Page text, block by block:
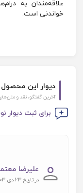
علاقه‌مندان به
خواندنی است.
دیوار این محصول
آخرین گفتگو، نقد و متن‌های
برای ثبت دیوار
علیرضا
در تاریخ 23 دی 1403